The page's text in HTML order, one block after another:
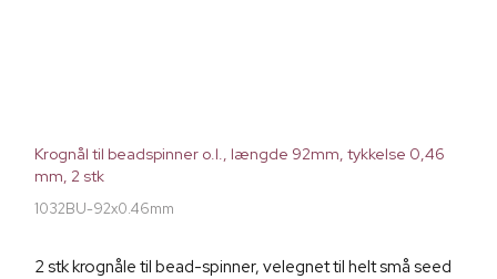
Krognål til beadspinner o.l., længde 92mm, tykkelse 0,46
mm, 2 stk
1032BU-92x0.46mm
2 stk krognåle til bead-spinner, velegnet til helt små seed